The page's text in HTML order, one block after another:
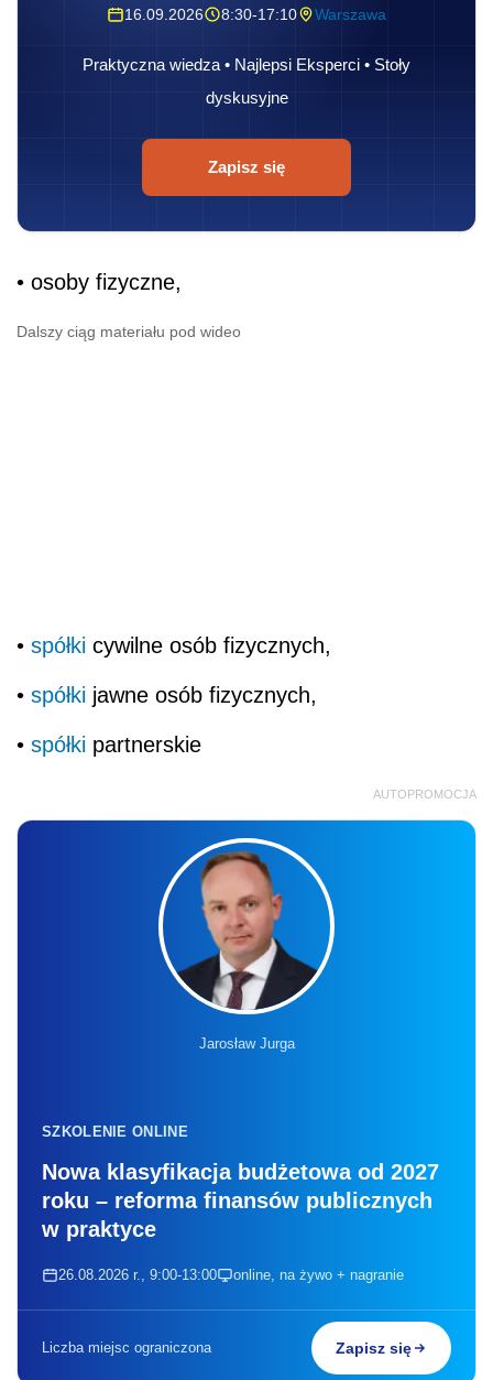
16.09.2026 8:30-17:10 Warszawa
Praktyczna wiedza • Najlepsi Eksperci • Stoły
dyskusyjne
Zapisz się
• osoby fizyczne,
Dalszy ciąg materiału pod wideo
• spółki cywilne osób fizycznych,
• spółki jawne osób fizycznych,
• spółki partnerskie
AUTOPROMOCJA
Jarosław Jurga
SZKOLENIE ONLINE
Nowa klasyfikacja budżetowa od 2027
roku – reforma finansów publicznych
w praktyce
26.08.2026 r., 9:00-13:00 online, na żywo + nagranie
Liczba miejsc ograniczona Zapisz się